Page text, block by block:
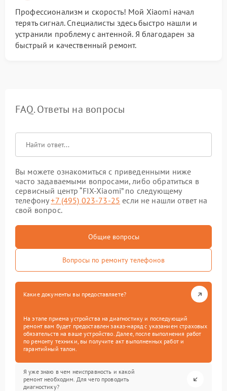
Профессионализм и скорость! Мой Xiaomi начал
терять сигнал. Специалисты здесь быстро нашли и
устранили проблему с антенной. Я благодарен за
быстрый и качественный ремонт.
FAQ. Ответы на вопросы
Вы можете ознакомиться с приведенными ниже
часто задаваемыми вопросами, либо обратиться в
сервисный центр “FIX-Xiaomi” по следующему
телефону+7 (495) 023-73-25 если не нашли ответ на
свой вопрос.
Общие вопросы
Вопросы по ремонту телефонов
Какие документы вы предоставляете?
На этапе приема устройства на диагностику и последующий
ремонт вам будет предоставлен заказ-наряд с указанием страховых
обязательств на ваше устройство. Далее, после выполнения работ
по ремонту техники, вы получите акт выполненных работ и
гарантийный талон.
Я уже знаю в чем неисправность и какой
ремонт необходим. Для чего проводить
диагностику?